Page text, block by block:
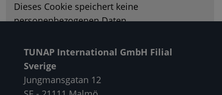
Dieses Cookie speichert keine
personenbezogenen Daten.
Datenschutzerklärungund auf derCookie-
Seite.
Karte aktivieren
TUNAP International GmbH Filial
Sverige
Jungmansgatan 12